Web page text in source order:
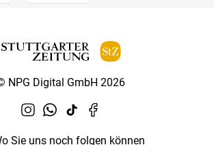
NPG Digital GmbH 2026
Sie uns noch folgen können